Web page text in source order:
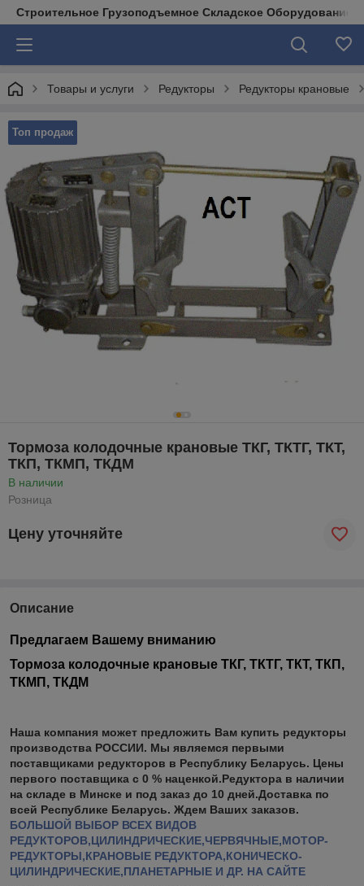
Строительное Грузоподъемное Складское Оборудование
Товары и услуги Редукторы Редукторы крановые
Топ продаж
Тормоза колодочные крановые ТКГ, ТКТГ, ТКТ,
ТКП, ТКМП, ТКДМ
В наличии
Розница
Цену уточняйте
Описание
Предлагаем Вашему вниманию
Тормоза колодочные крановые ТКГ, ТКТГ, ТКТ, ТКП,
ТКМП, ТКДМ
Наша компания может предложить Вам купить редукторы
производства РОССИИ. Мы являемся первыми
поставщиками редукторов в Республику Беларусь. Цены
первого поставщика с 0 % наценкой.Редуктора в наличии
на складе в Минске и под заказ до 10 дней.Доставка по
всей Республике Беларусь. Ждем Ваших заказов.
БОЛЬШОЙ ВЫБОР ВСЕХ ВИДОВ
РЕДУКТОРОВ,ЦИЛИНДРИЧЕСКИЕ,ЧЕРВЯЧНЫЕ,МОТОР-
РЕДУКТОРЫ,КРАНОВЫЕ РЕДУКТОРА,КОНИЧЕСКО-
ЦИЛИНДРИЧЕСКИЕ,ПЛАНЕТАРНЫЕ И ДР. НА САЙТЕ